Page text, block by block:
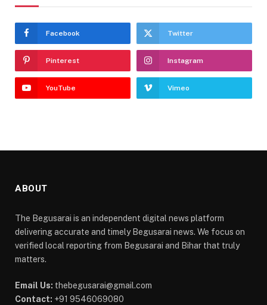
Facebook Twitter
Pinterest Instagram
YouTube Vimeo
ABOUT
The Begusarai is an independent digital news platform
delivering accurate and timely Begusarai news. We focus on
verified local reporting from Begusarai and Bihar that truly
matters.
Email Us: thebegusarai@gmail.com
Contact: +91 9546069080